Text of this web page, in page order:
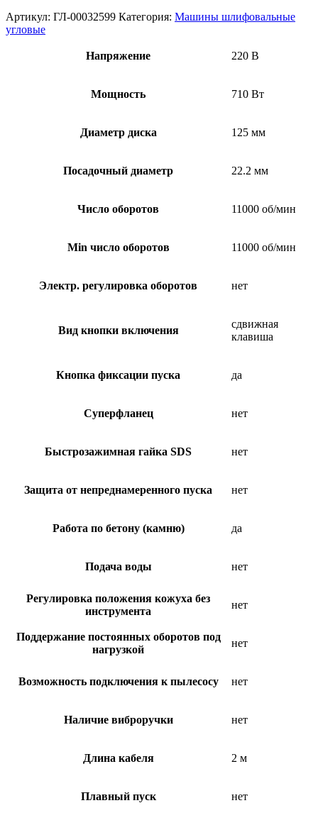
Артикул: ГЛ-00032599 Категория: Машины шлифовальные
угловые
Напряжение 220 В
Мощность 710 Вт
Диаметр диска 125 мм
Посадочный диаметр 22.2 мм
Число оборотов 11000 об/мин
Min число оборотов 11000 об/мин
Электр. регулировка оборотов нет
Вид кнопки включения
сдвижная
клавиша
Кнопка фиксации пуска да
Суперфланец нет
Быстрозажимная гайка SDS нет
Защита от непреднамеренного пуска нет
Работа по бетону (камню) да
Подача воды нет
Регулировка положения кожуха без
инструмента
нет
Поддержание постоянных оборотов под
нагрузкой
нет
Возможность подключения к пылесосу нет
Наличие виброручки нет
Длина кабеля 2 м
Плавный пуск нет